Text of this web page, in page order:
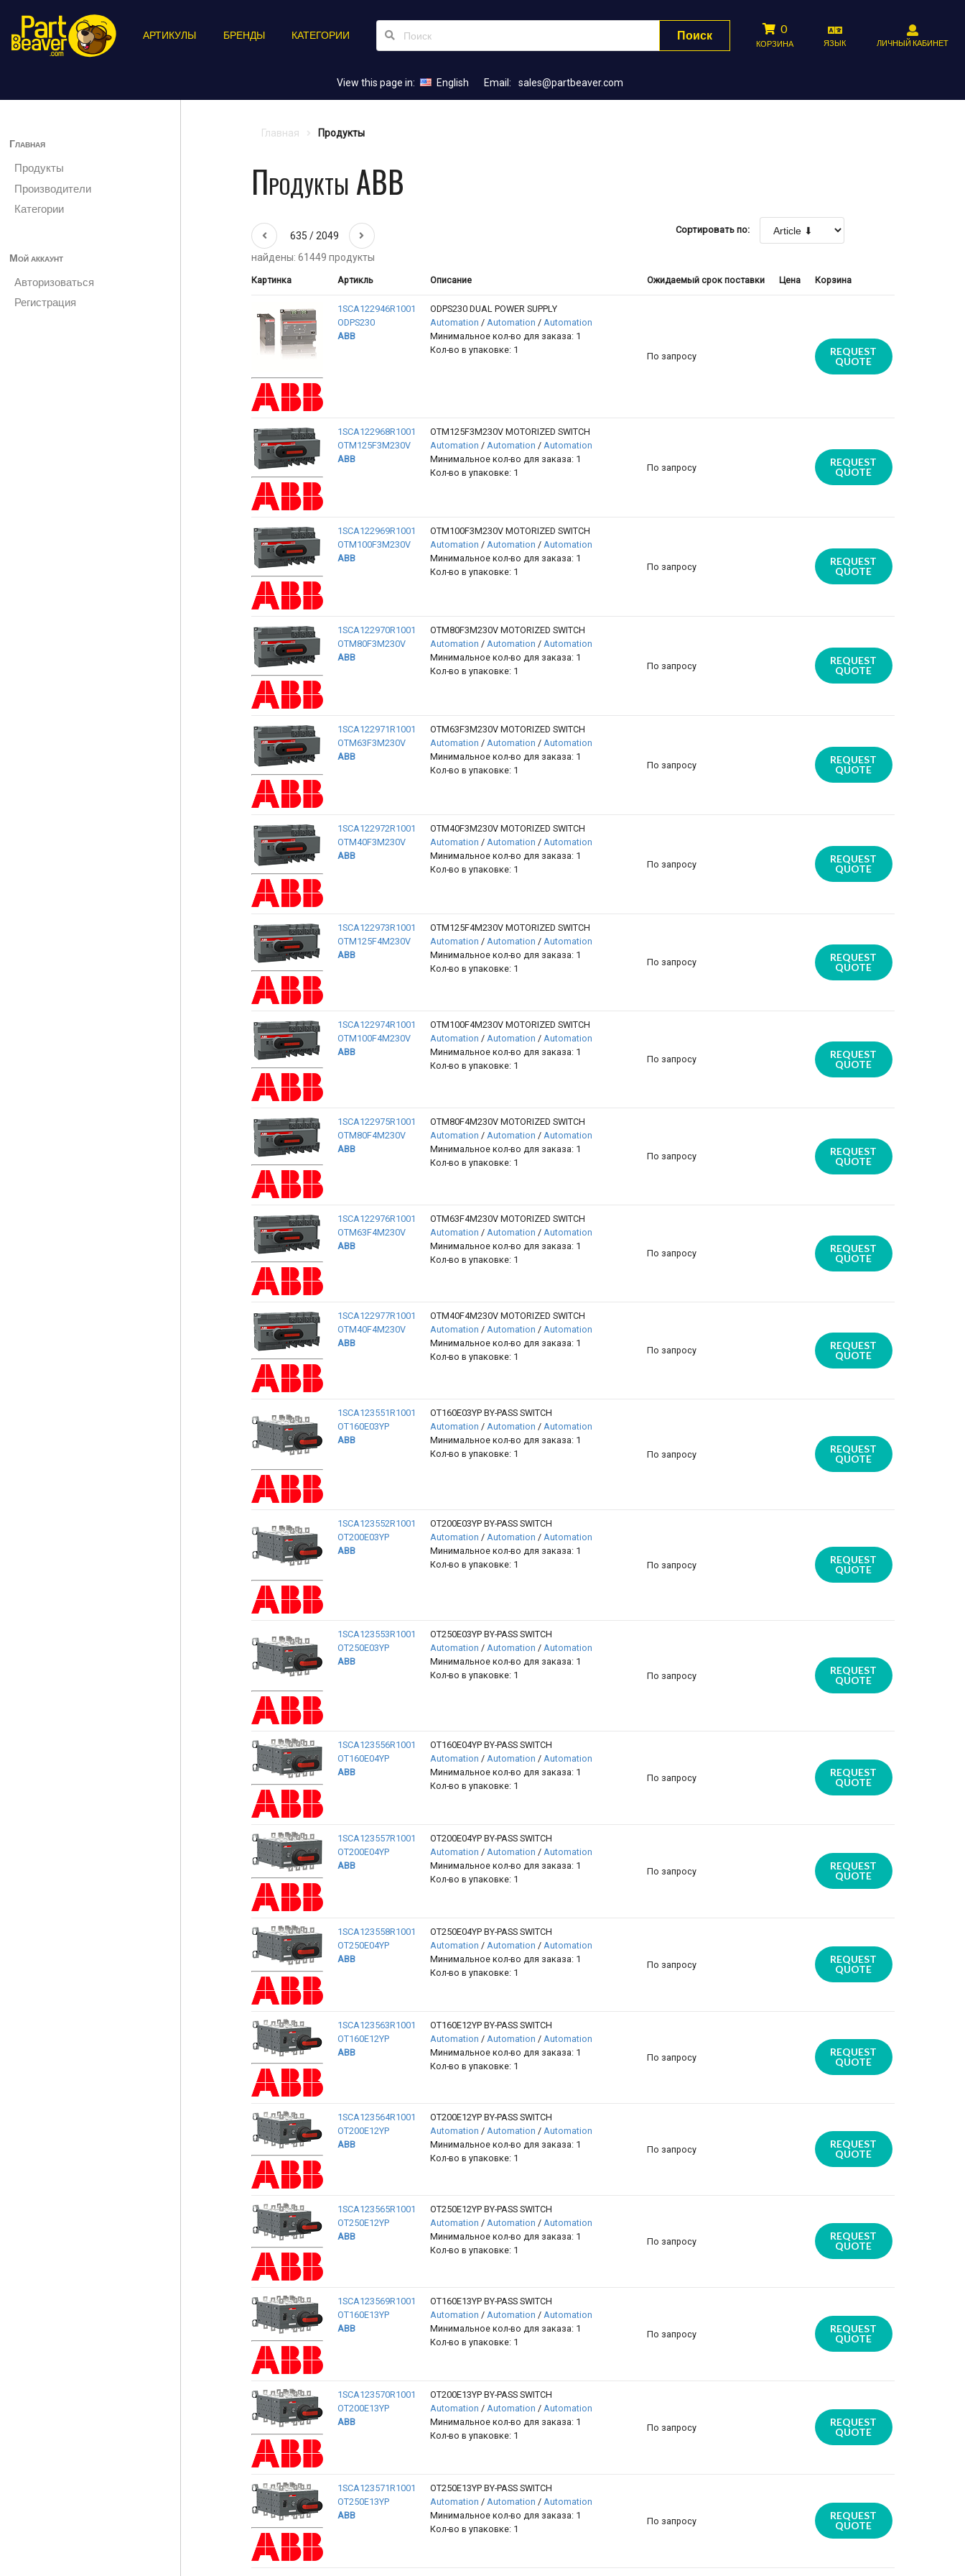
АРТИКУЛЫ БРЕНДЫ КАТЕГОРИИ Поиск 0
КОРЗИНА ЯЗЫК ЛИЧНЫЙ КАБИНЕТ
View this page in: English Email: sales@partbeaver.com
Главная
Продукты
Производители
Категории
Мой аккаунт
Авторизоваться
Регистрация
Главная Продукты
Продукты ABB
635 / 2049 Сортировать по:
найдены: 61449 продукты
Картинка Артикль Описание Ожидаемый срок поставки Цена Корзина
1SCA122946R1001
ODPS230
ABB
ODPS230 DUAL POWER SUPPLY
Automation / Automation / Automation
Минимальное кол-во для заказа: 1
Кол-во в упаковке: 1
По запросу
REQUEST
QUOTE
1SCA122968R1001
OTM125F3M230V
ABB
OTM125F3M230V MOTORIZED SWITCH
Automation / Automation / Automation
Минимальное кол-во для заказа: 1
Кол-во в упаковке: 1
По запросу
REQUEST
QUOTE
1SCA122969R1001
OTM100F3M230V
ABB
OTM100F3M230V MOTORIZED SWITCH
Automation / Automation / Automation
Минимальное кол-во для заказа: 1
Кол-во в упаковке: 1
По запросу
REQUEST
QUOTE
1SCA122970R1001
OTM80F3M230V
ABB
OTM80F3M230V MOTORIZED SWITCH
Automation / Automation / Automation
Минимальное кол-во для заказа: 1
Кол-во в упаковке: 1
По запросу
REQUEST
QUOTE
1SCA122971R1001
OTM63F3M230V
ABB
OTM63F3M230V MOTORIZED SWITCH
Automation / Automation / Automation
Минимальное кол-во для заказа: 1
Кол-во в упаковке: 1
По запросу
REQUEST
QUOTE
1SCA122972R1001
OTM40F3M230V
ABB
OTM40F3M230V MOTORIZED SWITCH
Automation / Automation / Automation
Минимальное кол-во для заказа: 1
Кол-во в упаковке: 1
По запросу
REQUEST
QUOTE
1SCA122973R1001
OTM125F4M230V
ABB
OTM125F4M230V MOTORIZED SWITCH
Automation / Automation / Automation
Минимальное кол-во для заказа: 1
Кол-во в упаковке: 1
По запросу
REQUEST
QUOTE
1SCA122974R1001
OTM100F4M230V
ABB
OTM100F4M230V MOTORIZED SWITCH
Automation / Automation / Automation
Минимальное кол-во для заказа: 1
Кол-во в упаковке: 1
По запросу
REQUEST
QUOTE
1SCA122975R1001
OTM80F4M230V
ABB
OTM80F4M230V MOTORIZED SWITCH
Automation / Automation / Automation
Минимальное кол-во для заказа: 1
Кол-во в упаковке: 1
По запросу
REQUEST
QUOTE
1SCA122976R1001
OTM63F4M230V
ABB
OTM63F4M230V MOTORIZED SWITCH
Automation / Automation / Automation
Минимальное кол-во для заказа: 1
Кол-во в упаковке: 1
По запросу
REQUEST
QUOTE
1SCA122977R1001
OTM40F4M230V
ABB
OTM40F4M230V MOTORIZED SWITCH
Automation / Automation / Automation
Минимальное кол-во для заказа: 1
Кол-во в упаковке: 1
По запросу
REQUEST
QUOTE
1SCA123551R1001
OT160E03YP
ABB
OT160E03YP BY-PASS SWITCH
Automation / Automation / Automation
Минимальное кол-во для заказа: 1
Кол-во в упаковке: 1
По запросу
REQUEST
QUOTE
1SCA123552R1001
OT200E03YP
ABB
OT200E03YP BY-PASS SWITCH
Automation / Automation / Automation
Минимальное кол-во для заказа: 1
Кол-во в упаковке: 1
По запросу
REQUEST
QUOTE
1SCA123553R1001
OT250E03YP
ABB
OT250E03YP BY-PASS SWITCH
Automation / Automation / Automation
Минимальное кол-во для заказа: 1
Кол-во в упаковке: 1
По запросу
REQUEST
QUOTE
1SCA123556R1001
OT160E04YP
ABB
OT160E04YP BY-PASS SWITCH
Automation / Automation / Automation
Минимальное кол-во для заказа: 1
Кол-во в упаковке: 1
По запросу
REQUEST
QUOTE
1SCA123557R1001
OT200E04YP
ABB
OT200E04YP BY-PASS SWITCH
Automation / Automation / Automation
Минимальное кол-во для заказа: 1
Кол-во в упаковке: 1
По запросу
REQUEST
QUOTE
1SCA123558R1001
OT250E04YP
ABB
OT250E04YP BY-PASS SWITCH
Automation / Automation / Automation
Минимальное кол-во для заказа: 1
Кол-во в упаковке: 1
По запросу
REQUEST
QUOTE
1SCA123563R1001
OT160E12YP
ABB
OT160E12YP BY-PASS SWITCH
Automation / Automation / Automation
Минимальное кол-во для заказа: 1
Кол-во в упаковке: 1
По запросу
REQUEST
QUOTE
1SCA123564R1001
OT200E12YP
ABB
OT200E12YP BY-PASS SWITCH
Automation / Automation / Automation
Минимальное кол-во для заказа: 1
Кол-во в упаковке: 1
По запросу
REQUEST
QUOTE
1SCA123565R1001
OT250E12YP
ABB
OT250E12YP BY-PASS SWITCH
Automation / Automation / Automation
Минимальное кол-во для заказа: 1
Кол-во в упаковке: 1
По запросу
REQUEST
QUOTE
1SCA123569R1001
OT160E13YP
ABB
OT160E13YP BY-PASS SWITCH
Automation / Automation / Automation
Минимальное кол-во для заказа: 1
Кол-во в упаковке: 1
По запросу
REQUEST
QUOTE
1SCA123570R1001
OT200E13YP
ABB
OT200E13YP BY-PASS SWITCH
Automation / Automation / Automation
Минимальное кол-во для заказа: 1
Кол-во в упаковке: 1
По запросу
REQUEST
QUOTE
1SCA123571R1001
OT250E13YP
ABB
OT250E13YP BY-PASS SWITCH
Automation / Automation / Automation
Минимальное кол-во для заказа: 1
Кол-во в упаковке: 1
По запросу
REQUEST
QUOTE